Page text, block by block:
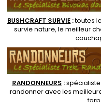
BUSHCRAFT SURVIE :toutes
survie nature, le meilleur
RANDONNEURS :
randonner avec les